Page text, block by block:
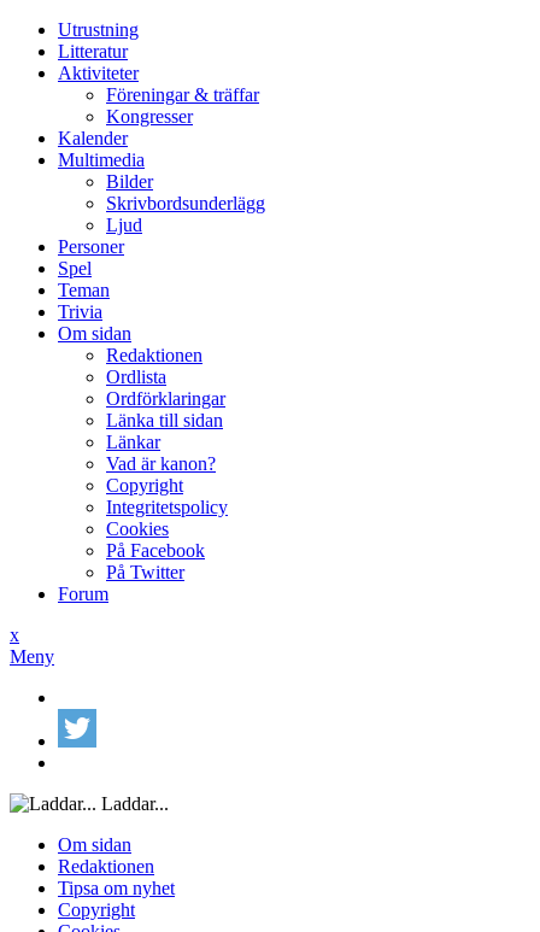
Utrustning
Litteratur
Aktiviteter
Föreningar & träffar
Kongresser
Kalender
Multimedia
Bilder
Skrivbordsunderlägg
Ljud
Personer
Spel
Teman
Trivia
Om sidan
Redaktionen
Ordlista
Ordförklaringar
Länka till sidan
Länkar
Vad är kanon?
Copyright
Integritetspolicy
Cookies
På Facebook
På Twitter
Forum
x
Meny
Laddar...
Om sidan
Redaktionen
Tipsa om nyhet
Copyright